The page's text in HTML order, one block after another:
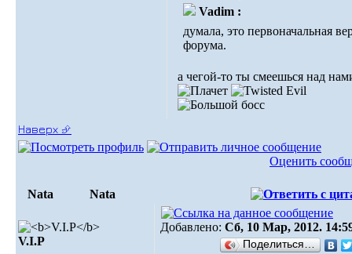
Vadim :
думала, это первоначальная
форума.
а чегой-то ты смеешься над
Наверх ⮵
Оценить
Nata Nata
V.I.Р
Добавлено: Сб, 10 Мар, 2012.
Поделиться…